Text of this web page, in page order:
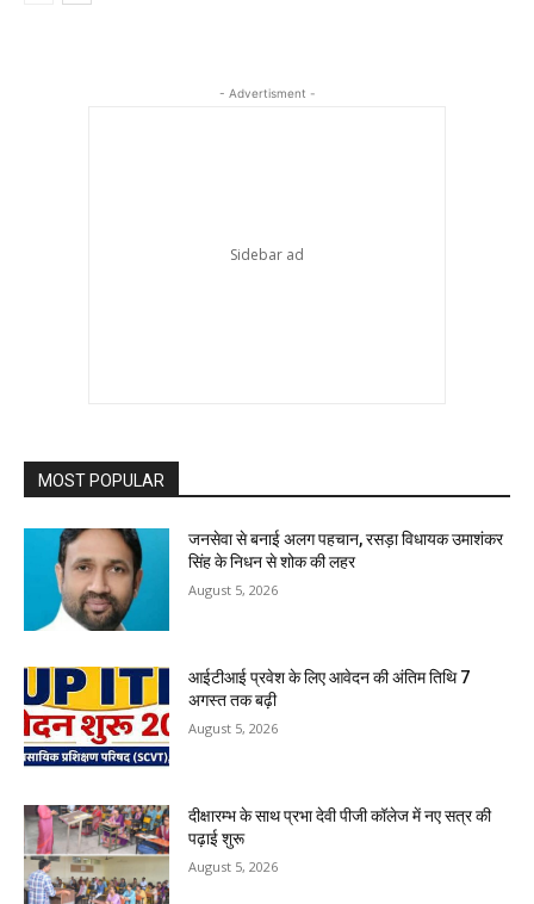
- Advertisment -
MOST POPULAR
जनसेवा से बनाई अलग पहचान, रसड़ा विधायक उमाशंकर
सिंह के निधन से शोक की लहर
August 5, 2026
आईटीआई प्रवेश के लिए आवेदन की अंतिम तिथि 7
अगस्त तक बढ़ी
August 5, 2026
दीक्षारम्भ के साथ प्रभा देवी पीजी कॉलेज में नए सत्र की
पढ़ाई शुरू
August 5, 2026